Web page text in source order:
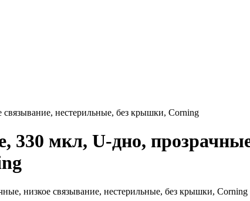
нестерильные, без крышки, Corning
мкл, U-дно,